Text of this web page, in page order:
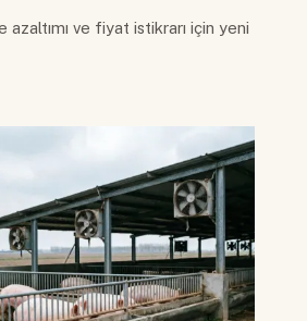
azaltımı ve fiyat istikrarı için yeni